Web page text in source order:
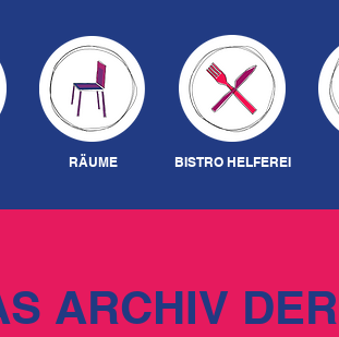
ARCHIV DER
RÄUME BISTRO HELFEREI